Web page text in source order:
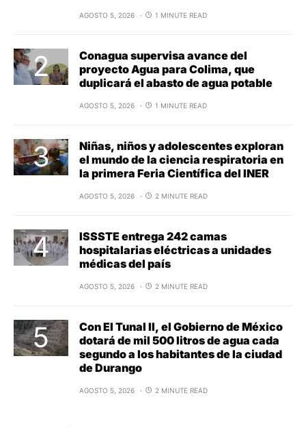
AGOSTO 5, 2026 1 MINUTE READ
Conagua supervisa avance del
proyecto Agua para Colima, que
duplicará el abasto de agua potable
AGOSTO 5, 2026 1 MINUTE READ
Niñas, niños y adolescentes exploran
el mundo de la ciencia respiratoria en
la primera Feria Científica del INER
AGOSTO 5, 2026 2 MINUTE READ
ISSSTE entrega 242 camas
hospitalarias eléctricas a unidades
médicas del país
AGOSTO 5, 2026 2 MINUTE READ
Con El Tunal II, el Gobierno de México
dotará de mil 500 litros de agua cada
segundo a los habitantes de la ciudad
de Durango
AGOSTO 5, 2026 2 MINUTE READ